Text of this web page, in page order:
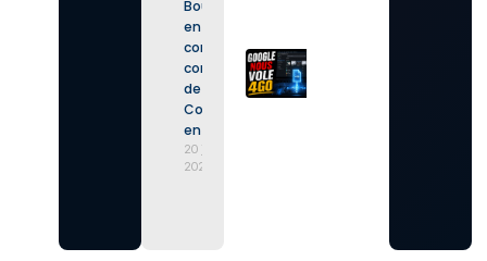
Bourges
en 2026 :
conseils
concrets
de CIA
Conseil
en IA
20 juillet
2026